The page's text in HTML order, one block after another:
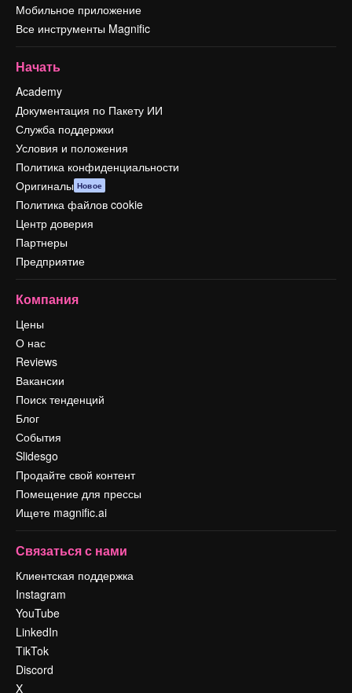
Мобильное приложение
Все инструменты Magnific
Начать
Academy
Документация по Пакету ИИ
Служба поддержки
Условия и положения
Политика конфиденциальности
Оригиналы Новое
Политика файлов cookie
Центр доверия
Партнеры
Предприятие
Компания
Цены
О нас
Reviews
Вакансии
Поиск тенденций
Блог
События
Slidesgo
Продайте свой контент
Помещение для прессы
Ищете magnific.ai
Связаться с нами
Клиентская поддержка
Instagram
YouTube
LinkedIn
TikTok
Discord
X